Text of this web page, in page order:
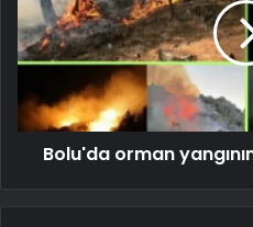
Bolu'da orman